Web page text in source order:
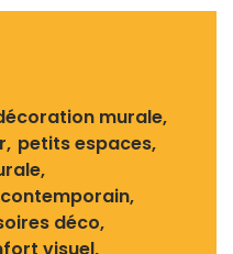
murale
petits espaces
déco